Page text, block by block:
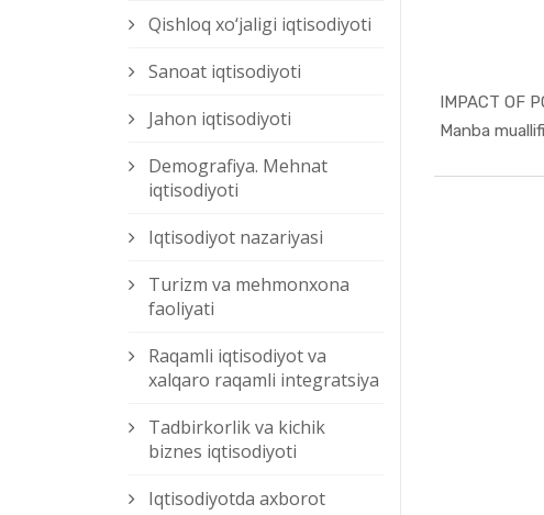
Qishloq xо‘jaligi iqtisodiyoti
Sanoat iqtisodiyoti
Jahon iqtisodiyoti
Demografiya. Mehnat
iqtisodiyoti
Iqtisodiyot nazariyasi
Turizm va mehmonxona
faoliyati
Raqamli iqtisodiyot va
xalqaro raqamli integratsiya
Tadbirkorlik va kichik
biznes iqtisodiyoti
Iqtisodiyotda axborot